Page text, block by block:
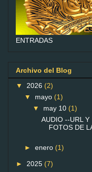
ENTRADAS
Archivo del Blog
▼ 2026 (2)
▼ mayo (1)
▼ may 10 (1)
AUDIO --URL Y
FOTOS DE
► enero (1)
► 2025 (7)